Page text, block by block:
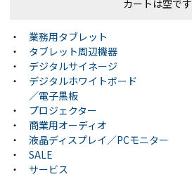
カートは空です
・
業務用タブレット
・
タブレット周辺機器
・
デジタルサイネージ
・
デジタルホワイトボード
／電子黒板
・
プロジェクター
・
商業用オーディオ
・
液晶ディスプレイ／PCモニター
・
SALE
・
サービス